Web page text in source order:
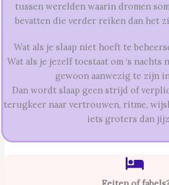
tussen werelden waarin dromen
bevatten die verder reiken dan het
Wat als je slaap niet hoeft te
Wat als je jezelf toestaat om ‘s nachts
gewoon aanwezig te zijn
Dan wordt slaap geen strijd of
terugkeer naar vertrouwen, ritme,
iets groters dan